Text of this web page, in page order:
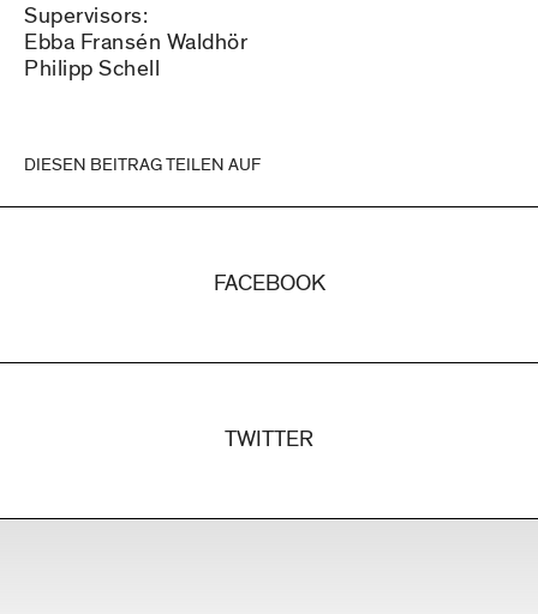
Supervisors:
Ebba Fransén Waldhör
Philipp Schell
DIESEN BEITRAG TEILEN AUF
FACEBOOK
TWITTER